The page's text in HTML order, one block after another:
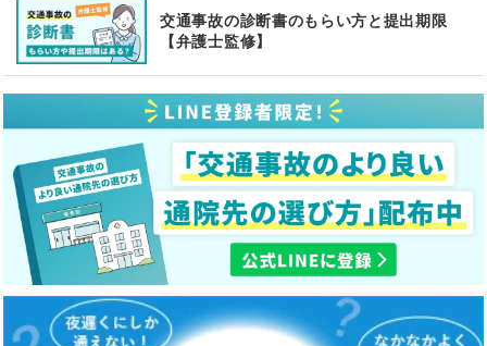
交通事故の診断書のもらい方と提出期限
【弁護士監修】